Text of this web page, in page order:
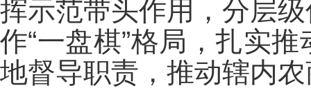
挥示范带头作用，分层
作“一盘棋”格局，扎实
地督导职责，推动辖内